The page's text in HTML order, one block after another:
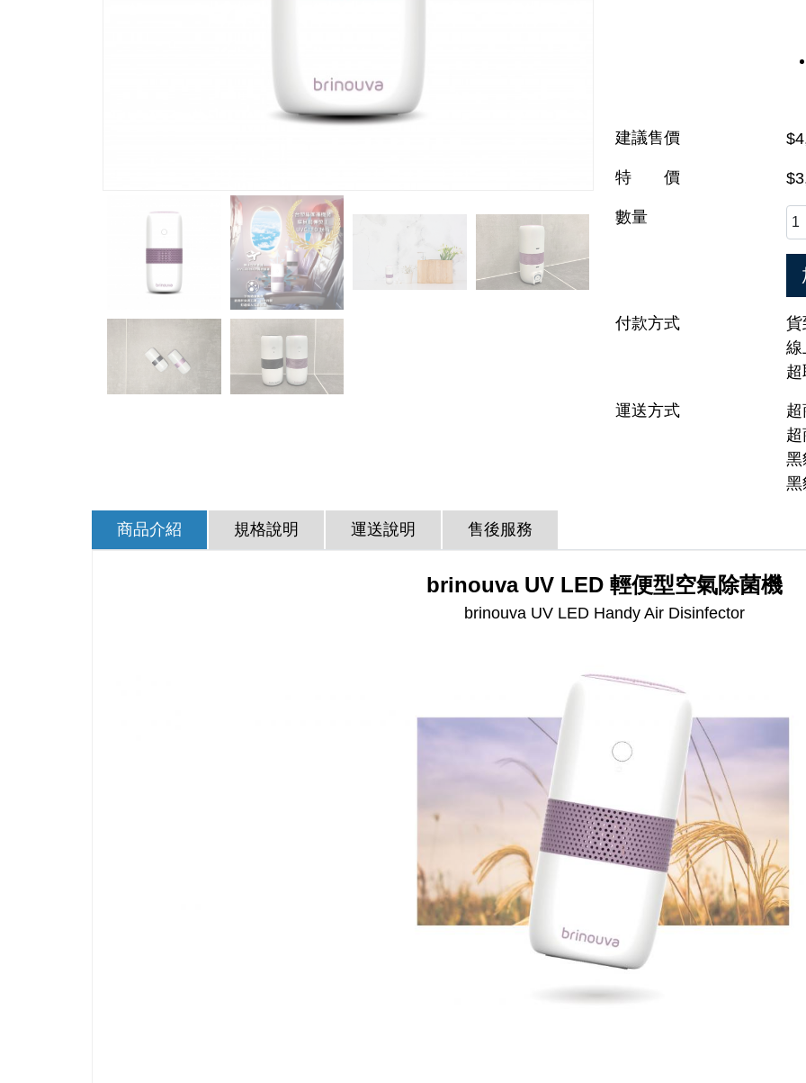
建議售價
特 價
數量
付款方式
貨
線
運送方式
黑
黑
商品介紹 規格說明 運送說明 售後服務
brinouva UV LED 輕便型空氣除菌機
brinouva UV LED Handy Air Disinfector